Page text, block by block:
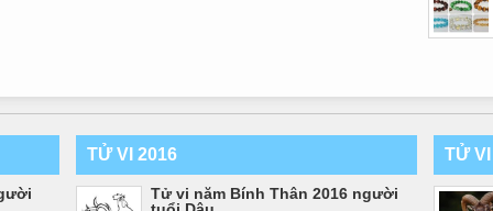
TỬ VI 2016
Tử vi năm Bính Thân 2016 người
TỬ